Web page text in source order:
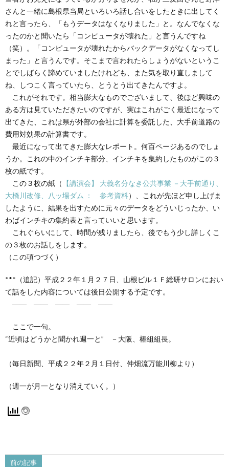
さんと一緒に島根県当局といろいろ話し合いをしたときに出してく
れと言ったら、「もうデータはなくなりました」と。なんでなくな
ったのかと聞いたら「コンピュータが壊れた」と言うんですね
（笑）。「コンピュータが壊れたからバックデータがなくなってし
まった」と言うんです。そこまで言われたらしょうがないというこ
とでしばらく諦めていましたけれども、また気を取り直しまして
ね、しつこく言っていたら、とうとう出てきたんですよ。
これがそれです。相当膨大なものでございまして、後ほど興味の
ある方は見ていただきたいのですが、実はこれがごく最近になって
出てきた、これは県が外部の会社に計算を委託した、大手前道路の
費用対効果の計算書です。
最近になって出てきた膨大なレポート。何百ページあるのでしょ
うか。これの中のインチキ部分、インチキを集約したものがこの３
枚の紙です。
この３枚の紙（
【講演会】 大義名分なき公共事業 －大手前通り、
大橋川改修、八ッ場ダム ： 参考資料）、これが先ほど申し上げま
したように、結果を出すために元々のデータをどういじったか、い
わばインチキの集約表と言っていいと思います。
これぐらいにして、時間が残りましたら、後でもう少し詳しくこ
の３枚のお話しをします。
（この項つづく）
***（追記）平成２２年１月２７日、山根ビル１Ｆ総研サロンにおい
て話をした内容については後日公開する予定です。
―― ―― ―― ―― ――
ここで一句。
“近頃はどうかと聞かれ週一と” －大阪、椿組組長。
（毎日新聞、平成２２年２月１日付、仲畑流万能川柳より）
（週一が月一となり消えていく。）
前の記事